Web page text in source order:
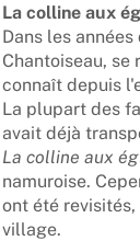
La colline aux
Dans les
Chantoiseau, se
connaît depuis
La plupart des
avait déjà
La colline aux
namuroise.
ont été
village.